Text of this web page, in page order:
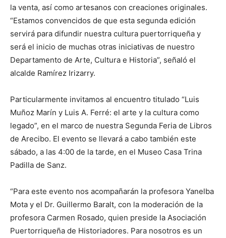
la venta, así como artesanos con creaciones originales.
“Estamos convencidos de que esta segunda edición
servirá para difundir nuestra cultura puertorriqueña y
será el inicio de muchas otras iniciativas de nuestro
Departamento de Arte, Cultura e Historia”, señaló el
alcalde Ramírez Irizarry.
Particularmente invitamos al encuentro titulado “Luis
Muñoz Marín y Luis A. Ferré: el arte y la cultura como
legado”, en el marco de nuestra Segunda Feria de Libros
de Arecibo. El evento se llevará a cabo también este
sábado, a las 4:00 de la tarde, en el Museo Casa Trina
Padilla de Sanz.
“Para este evento nos acompañarán la profesora Yanelba
Mota y el Dr. Guillermo Baralt, con la moderación de la
profesora Carmen Rosado, quien preside la Asociación
Puertorriqueña de Historiadores. Para nosotros es un